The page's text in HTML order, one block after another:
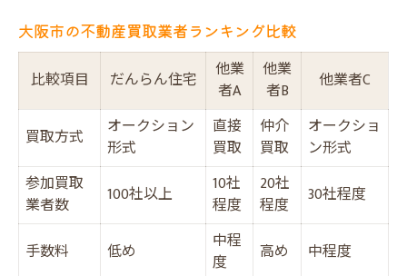
大阪市の不動産買取業者ランキング比較
比較項目 だんらん住宅
他業
者A
他業
者B
他業者C
買取方式
オークション
形式
直接
買取
仲介
買取
オークショ
ン形式
参加買取
業者数
100社以上
10社
程度
20社
程度
30社程度
手数料 低め
中程
度
高め
中程度